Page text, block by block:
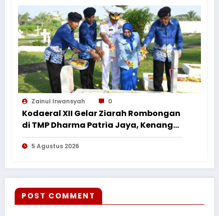
Zainul Irwansyah 0
Kodaeral XII Gelar Ziarah Rombongan
di TMP Dharma Patria Jaya, Kenang
Jasa Pahlawan dalam Peringatan
HUT ke-1
5 Agustus 2026
POST COMMENT